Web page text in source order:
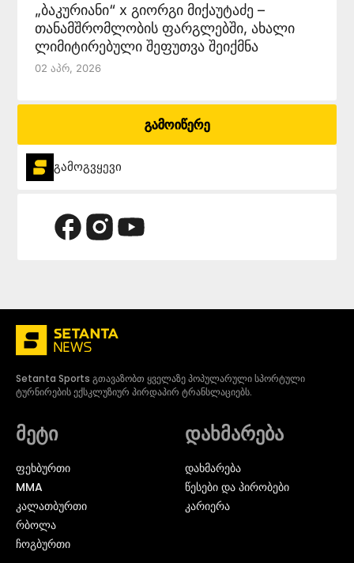
„ბაკურიანი“ x გიორგი მიქაუტაძე –
თანამშრომლობის ფარგლებში, ახალი
ლიმიტირებული შეფუთვა შეიქმნა
02 Აპრ, 2026
გამოიწერე
გამოგვყევი
Setanta Sports გთავაზობთ ყველაზე პოპულარული სპორტული
ტურნირების ექსკლუზიურ პირდაპირ ტრანსლაციებს.
მეტი
ᲤᲔᲮᲑᲣᲠᲗᲘ
MMA
ᲙᲐᲚᲐᲗᲑᲣᲠᲗᲘ
ᲠᲑᲝᲚᲐ
ᲩᲝᲒᲑᲣᲠᲗᲘ
დახმარება
დახმარება
წესები და პირობები
კარიერა